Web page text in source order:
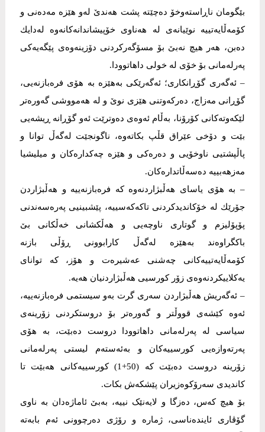
بێگومان ناڕاستەوخۆ دەچێتە پشت هەندێ لەو هێزە مەدەنی و
كۆمەڵایەتییە نوێیانەی لە هەناوی خۆپیشاندانەكانەوە لەدایك
دەبن، هەر هیچ نەبێ بۆ مسۆگەركردنی دۆزینەوەی پێگەیەكی
پەرلەمانی بۆ خۆی لە خولی داهاتوودا.
– ئەگەری گۆڕانكاری؛ ئەگەرێكی بەهێزە بە هۆی فرەبازنەیی،
گۆڕانی مەزاج، دەركەوتنی هێزی نوێ و لە هەمووشی گەورەتر
لێكەوتەكانی كۆرۆنا، بەڵام ئەوەی دەوترێت ئەو گۆڕانە ڕیشەیی
بێت و دۆخی عێراق قڵپ بكاتەوە، ناگونجێت لەگەڵ توانا و
پاڵپشتیی ناوخۆیی و دەرەكی و هێزە چەكدارەكان و میلیشیا
مەزهەبییە دەسەڵاتدارەكان.
– بە هۆی یاسای هەڵبژاردنەوە كە فرەبازنەییە و هەڵبژاردن
جۆرێك لە خۆكاندیدكردنی تاكەكەسییە، پێشبینیی پەرەسەندنی
پۆپۆلیزم و گوتاری ناوچەیی و هەڵكشانی خەڵكانی بێ
باكگراوەند بەهێزە لەگەڵ كارابوونی ڕۆڵی بازنە
كۆمەڵایەتییەكانی چەشنی عەشیرەت و هۆز، كە توانای
یەكلاییكردنەوەی زۆر كورسیی هەڵبژاردنیان هەیە.
– ئەگەریش هەڵبژاردن سەری گرت بەو سیستمی فرەبازنەییە،
ئەوە كێشەی قووڵتر و گەورەتر بۆ دروستكردنی زۆرینەی
سیاسی لە پەرلەمانی داهاتوودا دروست دەبێت، بە هۆی
پەرتەوازەیی كورسییەكان و بەئەستەم لیستی پەرلەمانی
زۆرینە دروست دەبێت كە (50+1) كورسییەكانی هەبێت تا
كاندیدی سەرۆكوەزیران پێشكەش بكات.
بۆ ھیچ کەس، دەزگا و لایەنێک نییە، بەبێ ئاماژەدان بە ناوی
گۆڤاری ئایندەناسی، ژمارە و رۆژی دەرچوونی ئەم بابەتە